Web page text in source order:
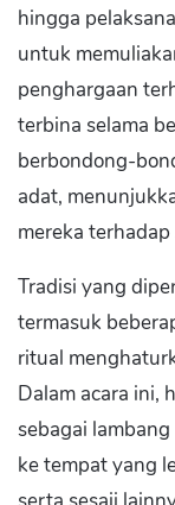
hingga
untuk
penghargaan
terbina selama
berbondong-
adat,
mereka terhadap
Tradisi yang
termasuk
ritual
Dalam acara ini,
sebagai
ke tempat yang